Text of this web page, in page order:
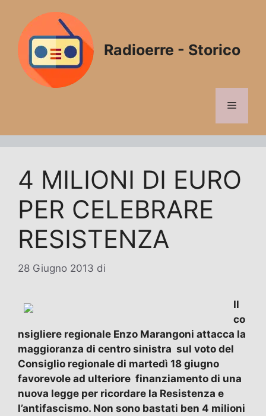
contenuto
Radioerre - Storico
Menu
4 MILIONI DI EURO
PER CELEBRARE
RESISTENZA
28 Giugno 2013 di
Il
co
nsigliere regionale Enzo Marangoni attacca la
maggioranza di centro sinistra sul voto del
Consiglio regionale di martedì 18 giugno
favorevole ad ulteriore finanziamento di una
nuova legge per ricordare la Resistenza e
l’antifascismo. Non sono bastati ben 4 milioni